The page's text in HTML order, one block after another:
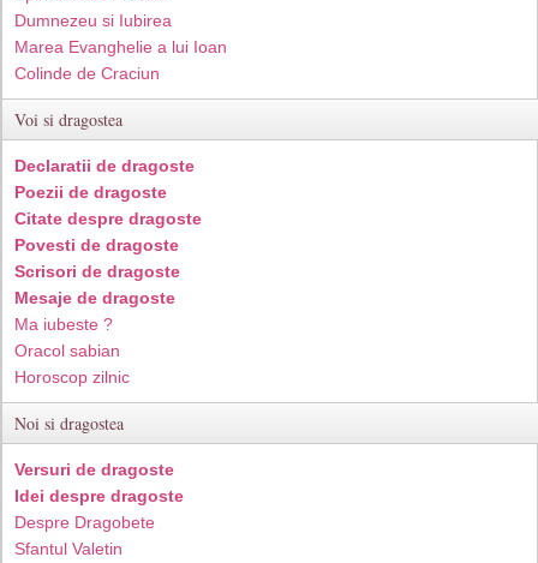
Dumnezeu si Iubirea
Marea Evanghelie a lui Ioan
Colinde de Craciun
Voi si dragostea
Declaratii de dragoste
Poezii de dragoste
Citate despre dragoste
Povesti de dragoste
Scrisori de dragoste
Mesaje de dragoste
Ma iubeste ?
Oracol sabian
Horoscop zilnic
Noi si dragostea
Versuri de dragoste
Idei despre dragoste
Despre Dragobete
Sfantul Valetin